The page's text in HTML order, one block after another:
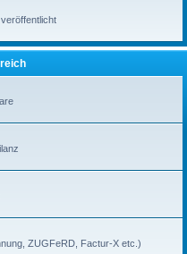
ZUGFeRD, Factur-X etc.)